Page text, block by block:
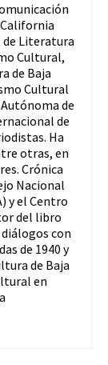
de Literatura
Cultural,
de Baja
Cultural
de
de
Ha
otras, en
Crónica
Nacional
y el Centro
del libro
con
de 1940 y
de Baja
en